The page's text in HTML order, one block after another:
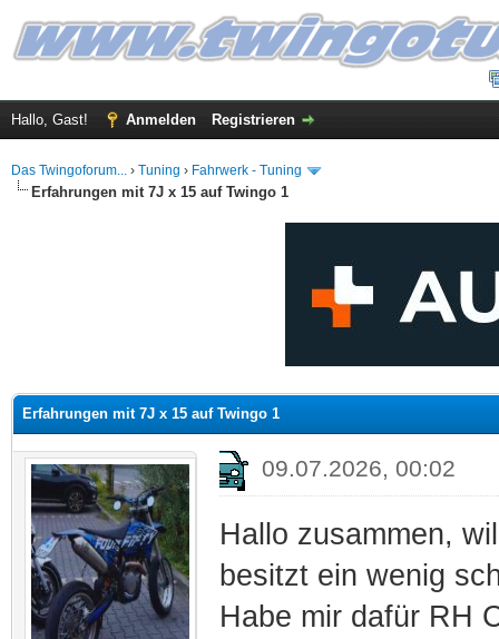
Hallo, Gast! Anmelden Registrieren
Das Twingoforum... › Tuning › Fahrwerk - Tuning
Erfahrungen mit 7J x 15 auf Twingo 1
Erfahrungen mit 7J x 15 auf Twingo 1
09.07.2026, 00:02
Hallo zusammen,
besitzt ein wenig
Habe mir dafür RH